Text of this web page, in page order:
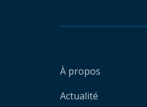
À propos
Actualité